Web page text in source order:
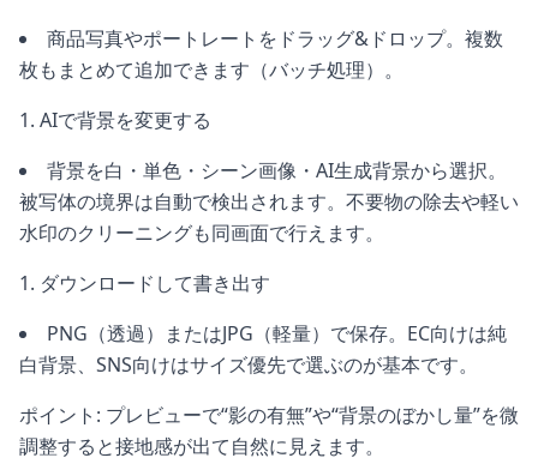
商品写真やポートレートをドラッグ&ドロップ。複数
枚もまとめて追加できます（バッチ処理）。
AIで背景を変更する
背景を白・単色・シーン画像・AI生成背景から選択。
被写体の境界は自動で検出されます。不要物の除去や軽い
水印のクリーニングも同画面で行えます。
ダウンロードして書き出す
PNG（透過）またはJPG（軽量）で保存。EC向けは純
白背景、SNS向けはサイズ優先で選ぶのが基本です。
ポイント: プレビューで“影の有無”や“背景のぼかし量”を微
調整すると接地感が出て自然に見えます。